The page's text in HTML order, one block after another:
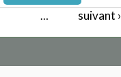
… suivant ›